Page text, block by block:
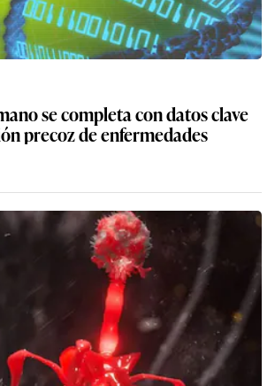
se completa con datos clave
precoz de enfermedades